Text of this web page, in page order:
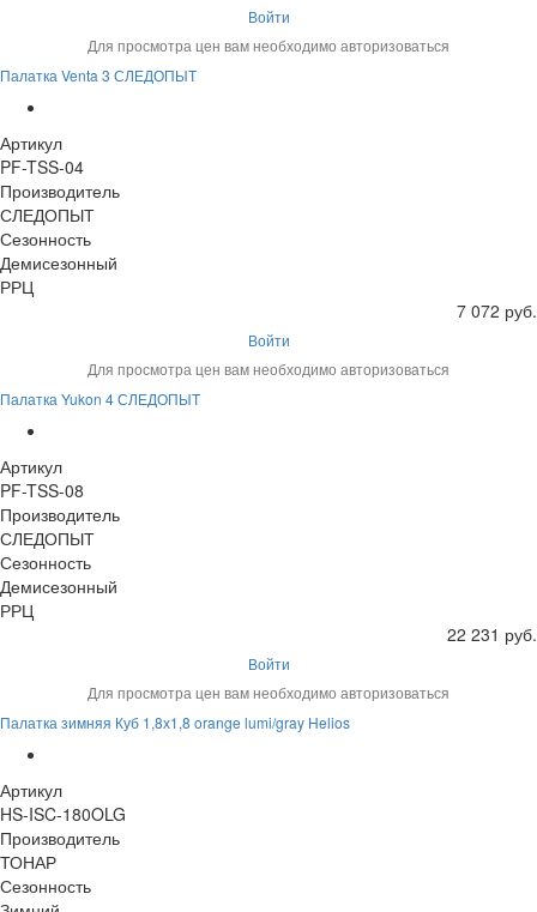
Войти
Для просмотра цен вам необходимо авторизоваться
Палатка Venta 3 СЛЕДОПЫТ
Артикул
PF-TSS-04
Производитель
СЛЕДОПЫТ
Сезонность
Демисезонный
РРЦ
7 072 руб.
Войти
Для просмотра цен вам необходимо авторизоваться
Палатка Yukon 4 СЛЕДОПЫТ
Артикул
PF-TSS-08
Производитель
СЛЕДОПЫТ
Сезонность
Демисезонный
РРЦ
22 231 руб.
Войти
Для просмотра цен вам необходимо авторизоваться
Палатка зимняя Куб 1,8х1,8 orange lumi/gray Helios
Артикул
HS-ISC-180OLG
Производитель
ТОНАР
Сезонность